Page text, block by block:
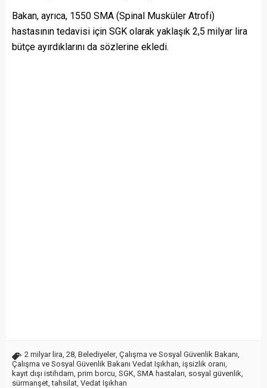
Bakan, ayrıca, 1550 SMA (Spinal Musküler Atrofi)
hastasının tedavisi için SGK olarak yaklaşık 2,5 milyar lira
bütçe ayırdıklarını da sözlerine ekledi.
2 milyar lira 28 Belediyeler, Çalışma ve Sosyal Güvenlik Bakanı
Çalışma ve Sosyal Güvenlik Bakanı Vedat Işıkhan işsizlik oranı
kayıt dışı istihdam prim borcu SGK SMA hastaları sosyal güvenlik
sürmanşet ,tahsilat Vedat Işıkhan